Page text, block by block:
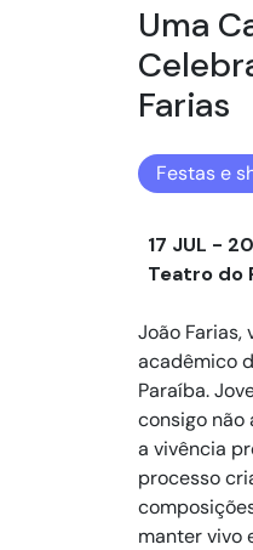
Uma
Farias
Festas e
17 JUL -
Teatro do
João
acadêmico
Paraíba.
consigo não
a vivência
processo
manter vivo